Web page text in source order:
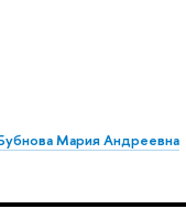
Мария Андреевна